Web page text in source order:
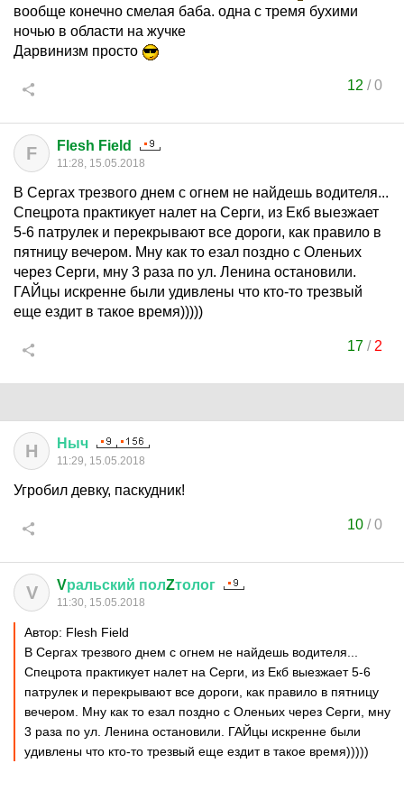
вообще конечно смелая баба. одна с тремя бухими
ночью в области на жучке
Дарвинизм просто
12 /0
F Flesh Field
11:28, 15.05.2018
В Сергах трезвого днем с огнем не найдешь водителя...
Спецрота практикует налет на Серги, из Екб выезжает
5-6 патрулек и перекрывают все дороги, как правило в
пятницу вечером. Мну как то езал поздно с Оленьих
через Серги, мну 3 раза по ул. Ленина остановили.
ГАЙцы искренне были удивлены что кто-то трезвый
еще ездит в такое время)))))
17 / 2
Н Ныч
11:29, 15.05.2018
Угробил девку, паскудник!
10 /0
V Vральский полZтолог
11:30, 15.05.2018
Автор: Flesh Field
В Сергах трезвого днем с огнем не найдешь водителя...
Спецрота практикует налет на Серги, из Екб выезжает 5-6
патрулек и перекрывают все дороги, как правило в пятницу
вечером. Мну как то езал поздно с Оленьих через Серги, мну
3 раза по ул. Ленина остановили. ГАЙцы искренне были
удивлены что кто-то трезвый еще ездит в такое время)))))